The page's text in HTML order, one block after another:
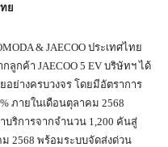
ย
& JAECOO ประเทศไทย
ลูกค้า JAECOO 5 EV บริษัทฯ ได้
ย่างครบวงจร โดยมีอัตราการ
ภายในเดือนตุลาคม 2568
บริการจากจำนวน 1,200 คันสู่
2568 พร้อมระบบจัดส่งด่วน